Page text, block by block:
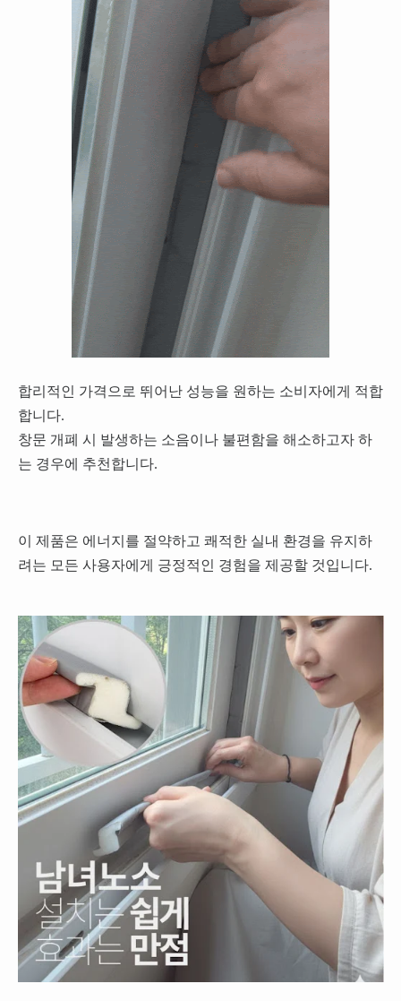
합리적인 가격으로 뛰어난 성능을 원하는 소비자에게 적합
합니다.
창문 개폐 시 발생하는 소음이나 불편함을 해소하고자 하
는 경우에 추천합니다.
이 제품은 에너지를 절약하고 쾌적한 실내 환경을 유지하
려는 모든 사용자에게 긍정적인 경험을 제공할 것입니다.